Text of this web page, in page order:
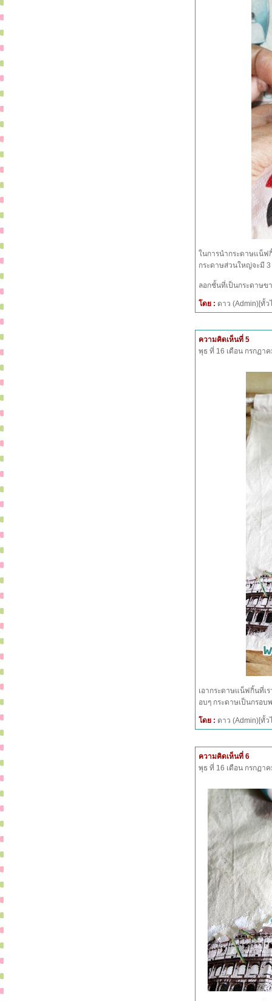
ในการนำกระดาษแน็ฟ
กระดาษส่วนใหญ่จะมี
ลอกชั้นที่เป็นกระดาษข
โดย : ดาว (Admin)[
ความคิดเห็นที่ 5
พุธ ที่ 16 เดือน กรกฏา
เอากระดาษแน็ฟกิ้นที่เ
อบๆ กระดาษเป็นกรอบ
โดย : ดาว (Admin)[
ความคิดเห็นที่ 6
พุธ ที่ 16 เดือน กรกฏา